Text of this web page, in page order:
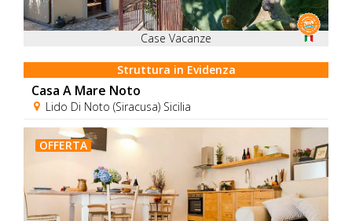
Case Vacanze
Struttura in Evidenza
Casa A Mare Noto
Lido Di Noto (Siracusa) Sicilia
OFFERTA